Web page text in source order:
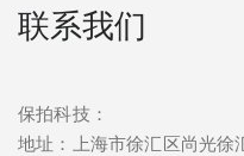
联系我们
保拍科技：
地址：上海市徐汇区尚光徐